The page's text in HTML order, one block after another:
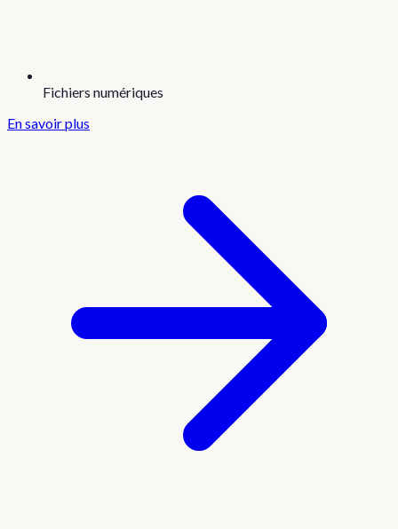
Fichiers numériques
En savoir plus